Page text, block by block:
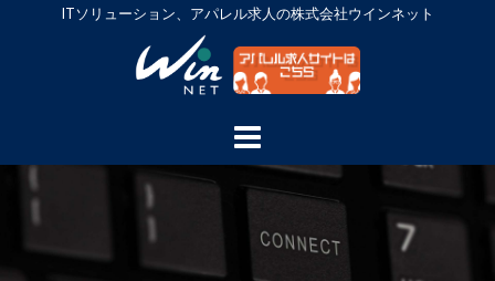
ITソリューション、アパレル求人の株式会社ウインネット